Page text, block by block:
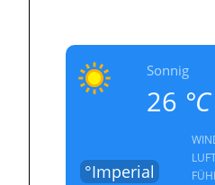
Sonnig
26 °C
°Imperial